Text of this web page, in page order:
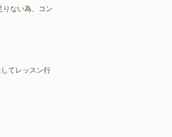
りない為、コン
てレッスン行